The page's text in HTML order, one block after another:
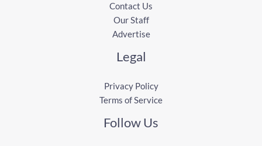
Contact Us
Our Staff
Advertise
Legal
Privacy Policy
Terms of Service
Follow Us